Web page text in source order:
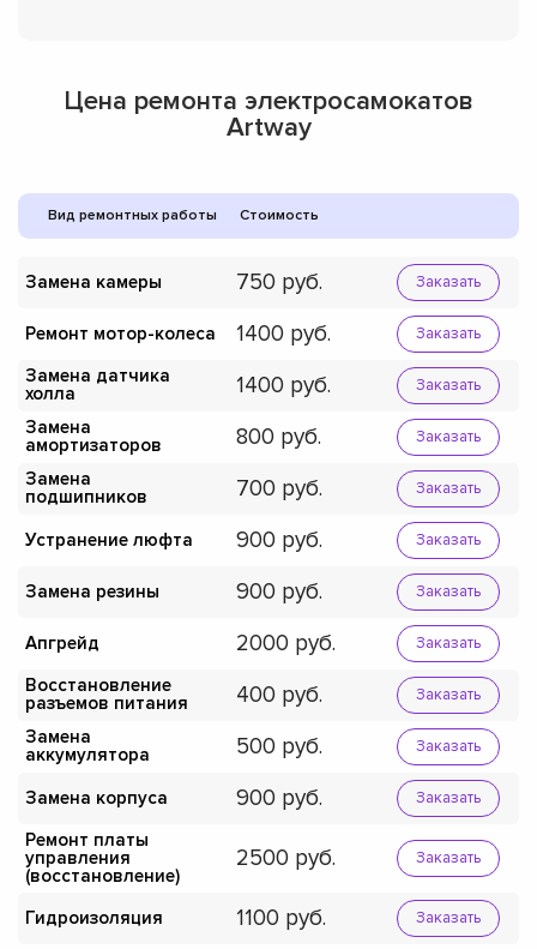
Цена ремонта электросамокатов
Artway
Вид ремонтных работы Стоимость
Замена камеры 750 Заказать
Ремонт мотор-колеса 1400 Заказать
Замена датчика
холла
1400 Заказать
Замена
амортизаторов
800 Заказать
Замена
подшипников
700 Заказать
Устранение люфта 900 Заказать
Замена резины 900 Заказать
Апгрейд 2000 Заказать
Восстановление
разъемов питания
400 Заказать
Замена
аккумулятора
500 Заказать
Замена корпуса 900 Заказать
Ремонт платы
управления
(восстановление)
2500 Заказать
Гидроизоляция 1100 Заказать